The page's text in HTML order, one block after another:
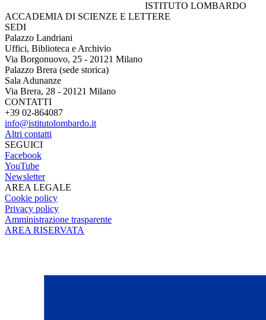
ISTITUTO LOMBARDO
ACCADEMIA DI SCIENZE E LETTERE
SEDI
Palazzo Landriani
Uffici, Biblioteca e Archivio
Via Borgonuovo, 25 - 20121 Milano
Palazzo Brera (sede storica)
Sala Adunanze
Via Brera, 28 - 20121 Milano
CONTATTI
+39 02-864087
info@istitutolombardo.it
Altri contatti
SEGUICI
Facebook
YouTube
Newsletter
AREA LEGALE
Cookie policy
Privacy policy
Amministrazione trasparente
AREA RISERVATA